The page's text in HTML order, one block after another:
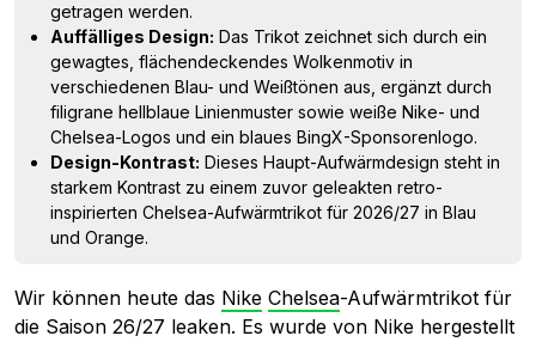
getragen werden.
Auffälliges Design: Das Trikot zeichnet sich durch ein
gewagtes, flächendeckendes Wolkenmotiv in
verschiedenen Blau- und Weißtönen aus, ergänzt durch
filigrane hellblaue Linienmuster sowie weiße Nike- und
Chelsea-Logos und ein blaues BingX-Sponsorenlogo.
Design-Kontrast: Dieses Haupt-Aufwärmdesign steht in
starkem Kontrast zu einem zuvor geleakten retro-
inspirierten Chelsea-Aufwärmtrikot für 2026/27 in Blau
und Orange.
Wir können heute das Nike Chelsea-Aufwärmtrikot für
die Saison 26/27 leaken. Es wurde von Nike hergestellt